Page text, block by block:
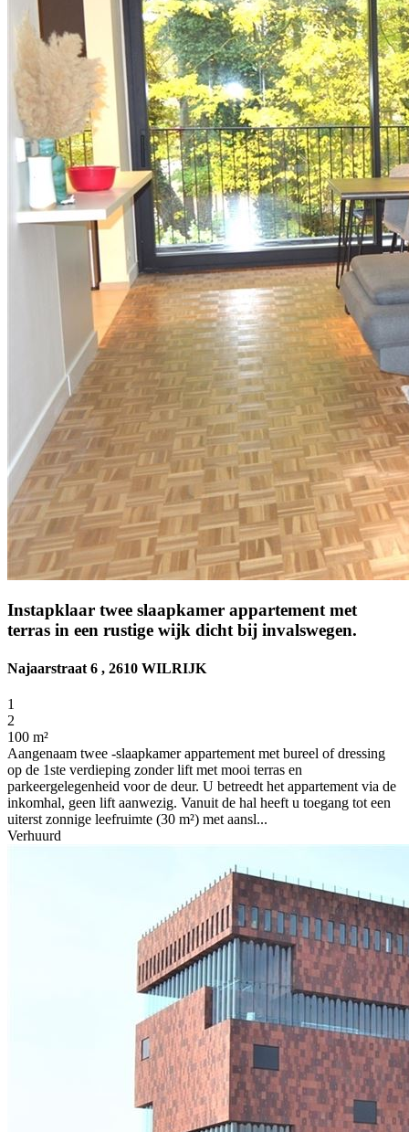
Instapklaar twee slaapkamer appartement met
terras in een rustige wijk dicht bij invalswegen.
Najaarstraat 6 , 2610 WILRIJK
1
2
100 m²
Aangenaam twee -slaapkamer appartement met bureel of dressing
op de 1ste verdieping zonder lift met mooi terras en
parkeergelegenheid voor de deur. U betreedt het appartement via de
inkomhal, geen lift aanwezig. Vanuit de hal heeft u toegang tot een
uiterst zonnige leefruimte (30 m²) met aansl...
Verhuurd